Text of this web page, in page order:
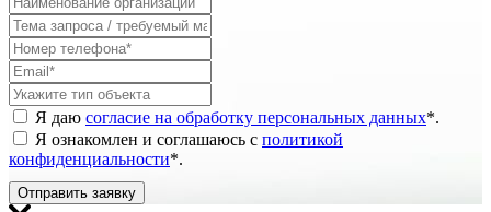
Я даю согласие на обработку персональных данных*.
Я ознакомлен и соглашаюсь с политикой
конфиденциальности*.
Отправить заявку